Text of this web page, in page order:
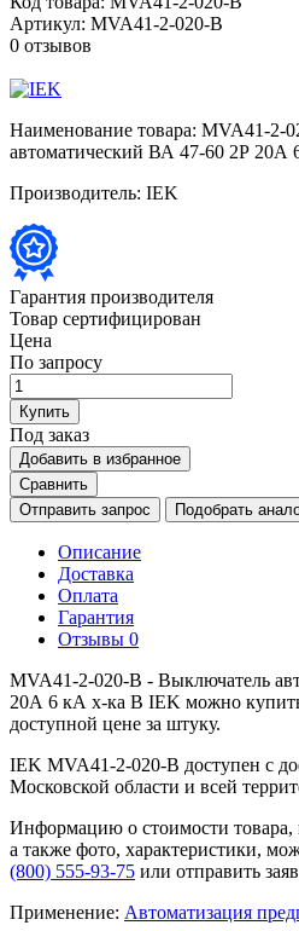
Артикул: MVA41-2-020-B
0 отзывов
Наименование товара: MVA41-2-
автоматический ВА 47-60 2Р 20А
Производитель: IEK
Гарантия производителя
Товар сертифицирован
Цена
По запросу
Купить
Под заказ
Добавить в избранное
Сравнить
Отправить запрос
Подобрать
Описание
Доставка
Оплата
Гарантия
Отзывы 0
MVA41-2-020-B - Выключатель
20А 6 кА х-ка B IEK можно
доступной цене за штуку.
IEK MVA41-2-020-B доступен с
Московской области и всей
Информацию о стоимости товара,
а также фото, характеристики,
(800) 555-93-75 или отправить
Применение: Автоматизация